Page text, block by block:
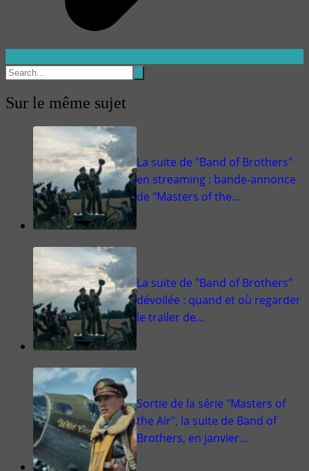
Sur le même sujet
La suite de "Band of Brothers"
en streaming : bande-annonce
de "Masters of the…
La suite de "Band of Brothers"
dévoilée : quand et où regarder
le trailer de…
Sortie de la série "Masters of
the Air", la suite de Band of
Brothers, en janvier…